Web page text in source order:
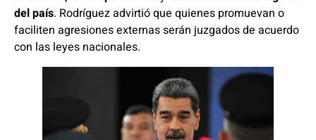
del país. Rodríguez advirtió que quienes promuevan o
faciliten agresiones externas serán juzgados de acuerdo
con las leyes nacionales.